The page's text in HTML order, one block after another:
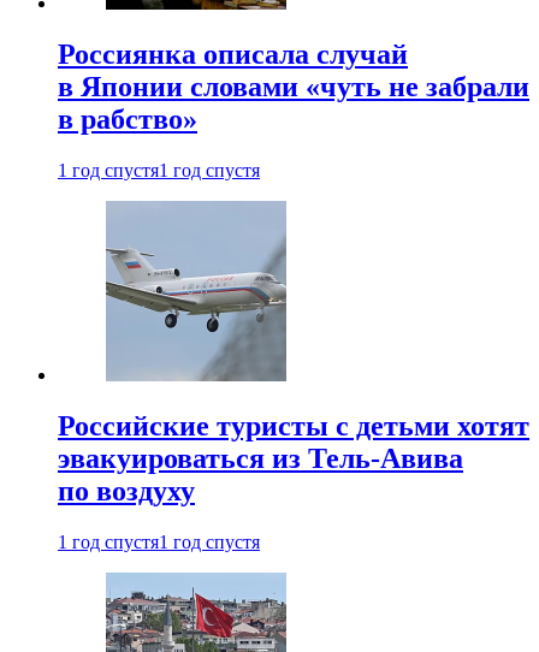
Россиянка описала случай
в Японии словами «чуть не забрали
в рабство»
1 год спустя1 год спустя
Российские туристы с детьми хотят
эвакуироваться из Тель-Авива
по воздуху
1 год спустя1 год спустя